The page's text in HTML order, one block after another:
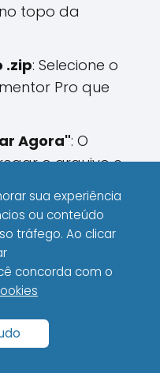
no topo da
.zip: Selecione o
Pro que
Agora": O
o arquivo e
: Após a
Ativarpara
Pro no
do
sua experiência
ou conteúdo
tráfego. Ao clicar
com o